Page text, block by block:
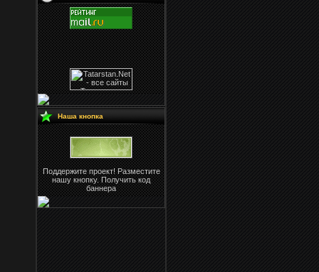
Наша кнопка
Поддержите проект! Разместите
нашу кнопку. Получить код
баннера